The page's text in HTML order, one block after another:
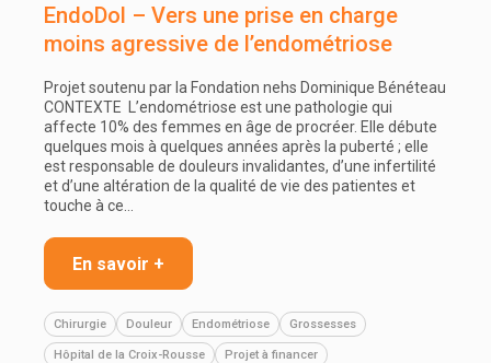
EndoDol – Vers une prise en charge
moins agressive de l’endométriose
Projet soutenu par la Fondation nehs Dominique Bénéteau
CONTEXTE L’endométriose est une pathologie qui
affecte 10% des femmes en âge de procréer. Elle débute
quelques mois à quelques années après la puberté ; elle
est responsable de douleurs invalidantes, d’une infertilité
et d’une altération de la qualité de vie des patientes et
touche à ce…
En savoir +
Chirurgie Douleur Endométriose Grossesses
Hôpital de la Croix-Rousse Projet à financer